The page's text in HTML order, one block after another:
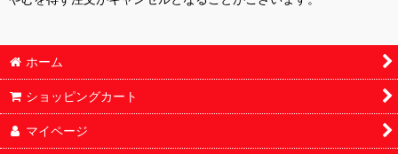
ホーム
ショッピングカート
マイページ